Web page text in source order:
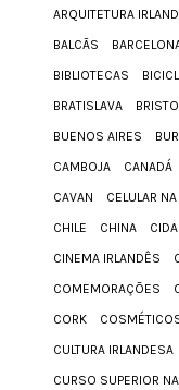
ARQUITETURA
BALCÃS
BIBLIOTECAS
BRATISLAVA
BUENOS AIRES
CAMBOJA
CANADÁ
CAVAN
CELULAR
CHILE
CHINA
CINEMA IRLANDÊS
COMEMORAÇÕES
CORK
CULTURA IRLANDESA
CURSO SUPERIOR